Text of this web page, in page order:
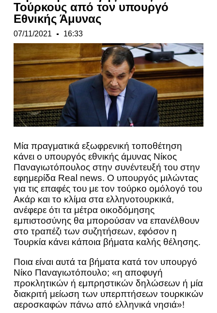
Τούρκους από τον υπουργό
Εθνικής Άμυνας
07/11/2021 16:33
Μία πραγματικά εξωφρενική τοποθέτηση
κάνει ο υπουργός εθνικής άμυνας Νίκος
Παναγιωτόπουλος στην συνέντευξή του στην
εφημερίδα Real news. Ο υπουργός μιλώντας
για τις επαφές του με τον τούρκο ομόλογό του
Ακάρ και το κλίμα στα ελληνοτουρκικά,
ανέφερε ότι τα μέτρα οικοδόμησης
εμπιστοσύνης θα μπορούσαν να επανέλθουν
στο τραπέζι των συζητήσεων, εφόσον η
Τουρκία κάνει κάποια βήματα καλής θέλησης.
Ποια είναι αυτά τα βήματα κατά τον υπουργό
Νίκο Παναγιωτόπουλο; «η αποφυγή
προκλητικών ή εμπρηστικών δηλώσεων ή μία
διακριτή μείωση των υπερπτήσεων τουρκικών
αεροσκαφών πάνω από ελληνικά νησιά»!